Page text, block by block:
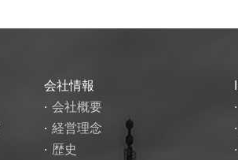
会社情報
会社概要
経営理念
歴史